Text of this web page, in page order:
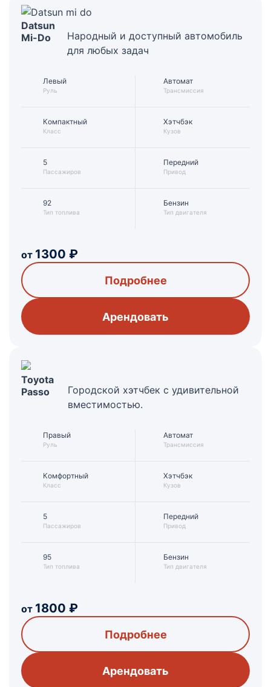
Datsun
Mi-Do
Народный и доступный автомобиль
для любых задач
Левый
Руль
Компактный
Класс
Автомат
Трансмиссия
Хэтчбэк
Кузов
5
Пассажиров
92
Тип топлива
Передний
Привод
Бензин
Тип двигателя
от 1300 ₽
Подробнее
Арендовать
Toyota
Passo
Городской хэтчбек с удивительной
вместимостью.
Правый
Руль
Комфортный
Класс
Автомат
Трансмиссия
Хэтчбэк
Кузов
5
Пассажиров
95
Тип топлива
Передний
Привод
Бензин
Тип двигателя
от 1800 ₽
Подробнее
Арендовать